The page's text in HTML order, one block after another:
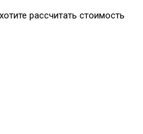
рассчитать стоимость